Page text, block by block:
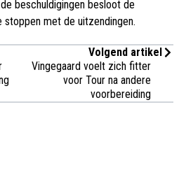
beschuldigingen besloot de
met de uitzendingen.
Volgend artikel
Vingegaard voelt zich fitter
voor Tour na andere
voorbereiding